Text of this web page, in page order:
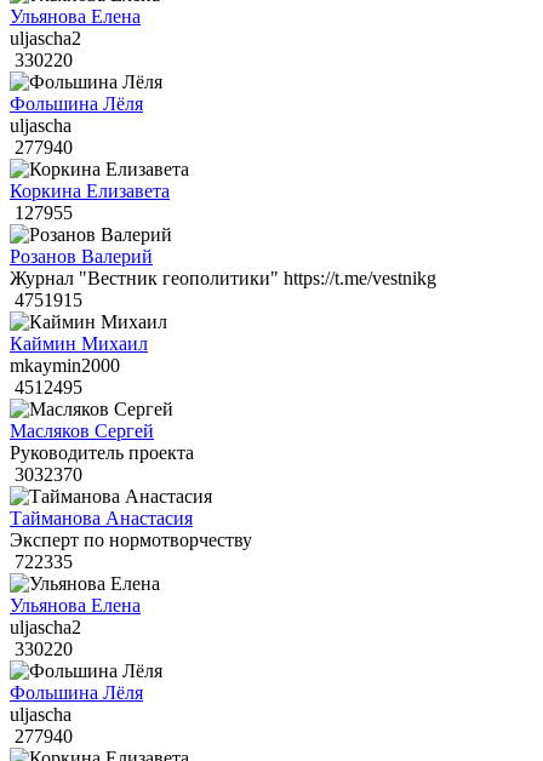
Ульянова Елена
uljascha2
330220
Фольшина Лёля
uljascha
277940
Коркина Елизавета
127955
Розанов Валерий
Журнал "Вестник геополитики" https://t.me/vestnikg
4751915
Каймин Михаил
mkaymin2000
4512495
Масляков Сергей
Руководитель проекта
3032370
Тайманова Анастасия
Эксперт по нормотворчеству
722335
Ульянова Елена
uljascha2
330220
Фольшина Лёля
uljascha
277940